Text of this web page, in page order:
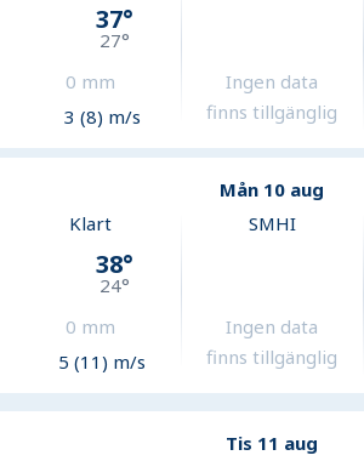
37°
27°
0 mm
3 (8) m/s
Ingen data
finns tillgänglig
Mån 10 aug
Klart
38°
24°
0 mm
5 (11) m/s
SMHI
Ingen data
finns tillgänglig
Tis 11 aug